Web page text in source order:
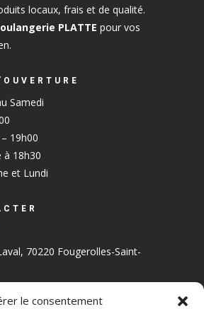
le consentement
locaux, frais et de qualité.
PLATTE pour vos
Samedi
19h00
à 18h30
et Lundi
70220 Fougerolles-Saint-